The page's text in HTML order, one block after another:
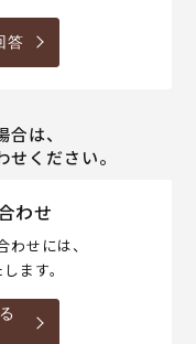
答
は、
ください。
わせ
せには、
ます。